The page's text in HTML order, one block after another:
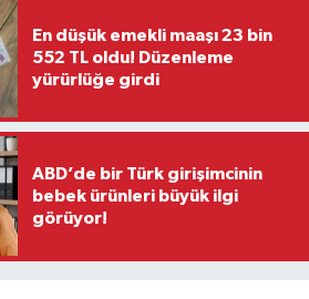
En düşük emekli maaşı 23 bin
552 TL oldu! Düzenleme
yürürlüğe girdi
ABD’de bir Türk girişimcinin
bebek ürünleri büyük ilgi
görüyor!